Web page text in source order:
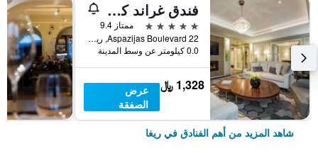
فندق غراند كمبينسكي ريغا
5 نجوم
ممتاز 9.4
Aspazijas Boulevard 22, ريغا, لاتفيا
0.0 كيلومتر عن وسط المدينة
1,328 ﷼
عرض
الصفقة
شاهد المزيد من أهم الفنادق في ريغا